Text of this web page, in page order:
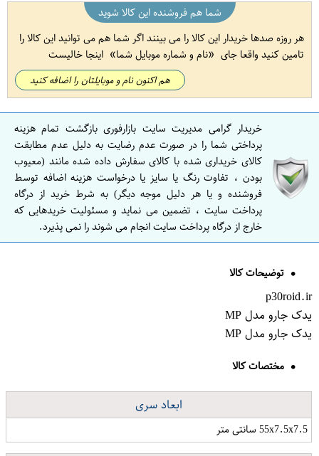
شما هم فروشنده این کالا شوید
هر روزه صدها خریدار این کالا را می بینند اگر شما هم می توانید این کالا را
تامین کنید واقعا جای
نام و شماره موبایل شما اینجا خالیست
هم اکنون نام و موبایلتان را اضافه کنید
خریدار گرامی مدیریت سایت بازارفوری بازگشت تمام هزینه
پرداختی شما را در صورت عدم رضایت به دلیل عدم مطابقت
کالای خریداری شده با کالای سفارش داده شده مانند (معیوب
بودن ، تفاوت رنگ یا سایز یا درخواست هزینه اضافه توسط
فروشنده و یا هر دلیل موجه دیگر) به شرط خرید از درگاه
پرداخت سایت ، تضمین می نماید و مسئولیت خریدهایی که
خارج از درگاه پرداخت سایت انجام می شوند را نمی پذیرد.
توضیحات کالا
p30roid.ir
یدک جارو مدل MP
یدک جارو مدل MP
مختصات کالا
ابعاد سری
55x7.5x7.5 سانتی متر